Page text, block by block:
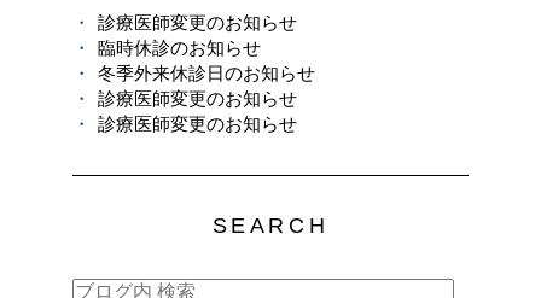
診療医師変更のお知らせ
臨時休診のお知らせ
冬季外来休診日のお知らせ
診療医師変更のお知らせ
診療医師変更のお知らせ
SEARCH